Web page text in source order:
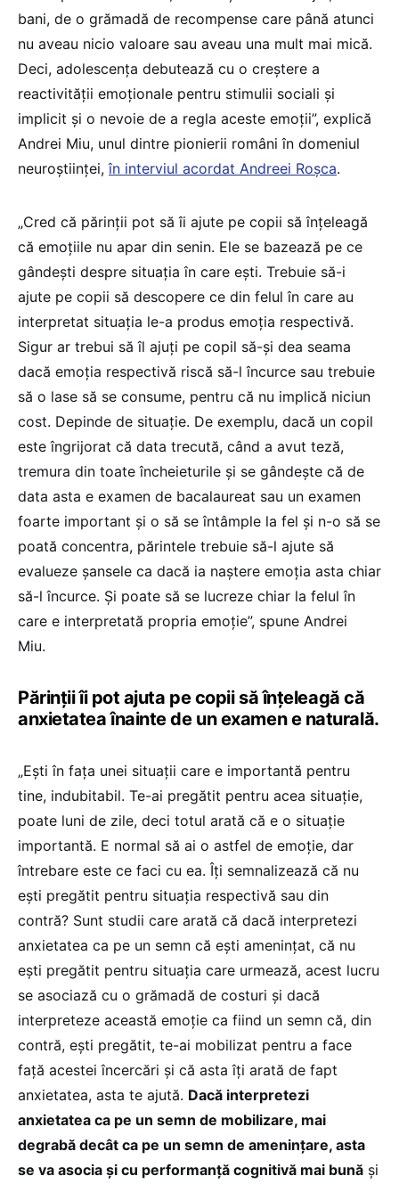
bani, de o grămadă de recompense care până atunci
nu aveau nicio valoare sau aveau una mult mai mică.
Deci, adolescența debutează cu o creștere a
reactivității emoționale pentru stimulii sociali și
implicit și o nevoie de a regla aceste emoții”, explică
Andrei Miu, unul dintre pionierii români în domeniul
neuroștiinței,în interviul acordat Andreei Roșca.
„Cred că părinții pot să îi ajute pe copii să înțeleagă
că emoțiile nu apar din senin. Ele se bazează pe ce
gândești despre situația în care ești. Trebuie să-i
ajute pe copii să descopere ce din felul în care au
interpretat situația le-a produs emoția respectivă.
Sigur ar trebui să îl ajuți pe copil să-și dea seama
dacă emoția respectivă riscă să-l încurce sau trebuie
să o lase să se consume, pentru că nu implică niciun
cost. Depinde de situație. De exemplu, dacă un copil
este îngrijorat că data trecută, când a avut teză,
tremura din toate încheieturile și se gândește că de
data asta e examen de bacalaureat sau un examen
foarte important și o să se întâmple la fel și n-o să se
poată concentra, părintele trebuie să-l ajute să
evalueze șansele ca dacă ia naștere emoția asta chiar
să-l încurce. Și poate să se lucreze chiar la felul în
care e interpretată propria emoție”, spune Andrei
Miu.
Părinții îi pot ajuta pe copii să înțeleagă că
anxietatea înainte de un examen e naturală.
„Ești în fața unei situații care e importantă pentru
tine, indubitabil. Te-ai pregătit pentru acea situație,
poate luni de zile, deci totul arată că e o situație
importantă. E normal să ai o astfel de emoție, dar
întrebare este ce faci cu ea. Îți semnalizează că nu
ești pregătit pentru situația respectivă sau din
contră? Sunt studii care arată că dacă interpretezi
anxietatea ca pe un semn că ești amenințat, că nu
ești pregătit pentru situația care urmează, acest lucru
se asociază cu o grămadă de costuri și dacă
interpreteze această emoție ca fiind un semn că, din
contră, ești pregătit, te-ai mobilizat pentru a face
față acestei încercări și că asta îți arată de fapt
anxietatea, asta te ajută. Dacă interpretezi
anxietatea ca pe un semn de mobilizare, mai
degrabă decât ca pe un semn de amenințare, asta
se va asocia și cu performanță cognitivă mai bună și